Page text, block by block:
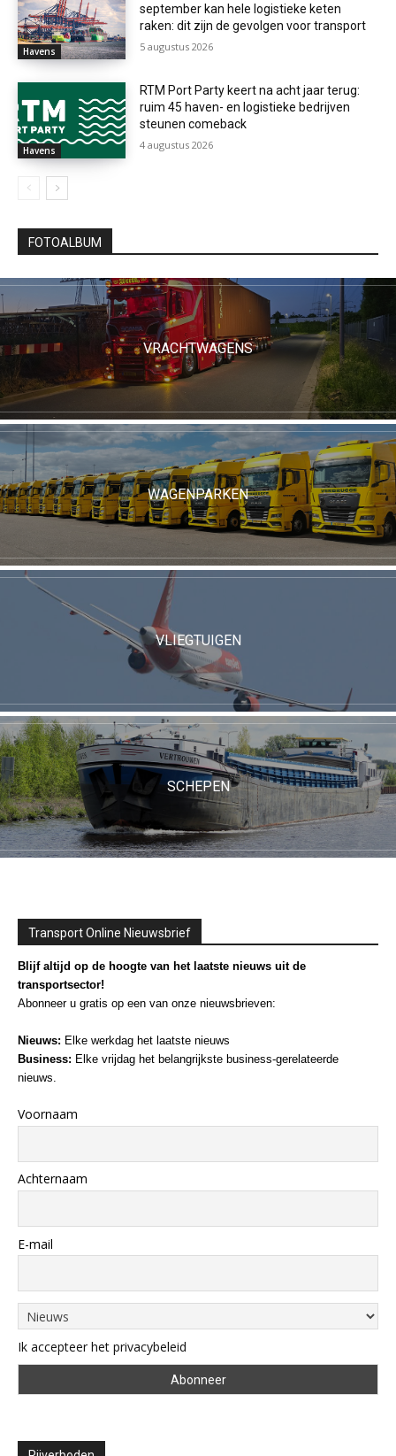
Havens
september kan hele logistieke keten
raken: dit zijn de gevolgen voor transport
5 augustus 2026
Havens
RTM Port Party keert na acht jaar terug:
ruim 45 haven- en logistieke bedrijven
steunen comeback
4 augustus 2026
FOTOALBUM
VRACHTWAGENS
WAGENPARKEN
VLIEGTUIGEN
SCHEPEN
Transport Online Nieuwsbrief
Blijf altijd op de hoogte van het laatste nieuws uit de
transportsector!
Abonneer u gratis op een van onze nieuwsbrieven:
Nieuws: Elke werkdag het laatste nieuws
Business: Elke vrijdag het belangrijkste business-gerelateerde
nieuws.
Voornaam
Achternaam
E-mail
Ik accepteer het privacybeleid